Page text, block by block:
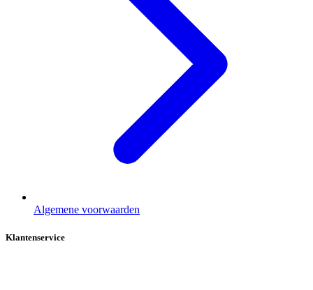
Algemene voorwaarden
Klantenservice